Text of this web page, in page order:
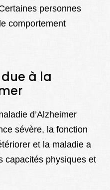
personnes
comportement
à la
d’Alzheimer
sévère, la fonction
et la maladie a
capacités physiques et